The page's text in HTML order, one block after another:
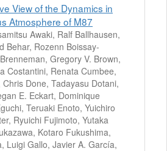
View of the Dynamics in
Atmosphere of M87
Awaki, Ralf Ballhausen,
Behar, Rozenn Boissay-
Gregory V. Brown,
Costantini, Renata Cumbee,
Done, Tadayasu Dotani,
E. Eckart, Dominique
Teruaki Enoto, Yuichiro
Ryuichi Fujimoto, Yutaka
Kotaro Fukushima,
Luigi Gallo, Javier A. García,